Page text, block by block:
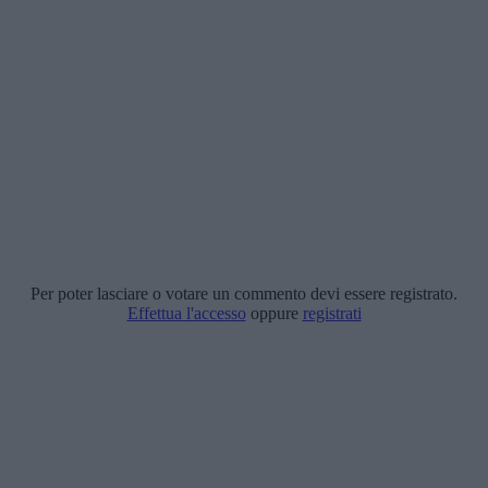
Per poter lasciare o votare un commento devi essere registrato.
Effettua l'accesso oppure registrati